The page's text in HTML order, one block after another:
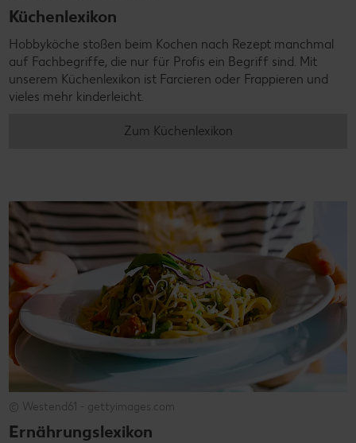
Küchenlexikon
Hobbyköche stoßen beim Kochen nach Rezept manchmal
auf Fachbegriffe, die nur für Profis ein Begriff sind. Mit
unserem Küchenlexikon ist Farcieren oder Frappieren und
vieles mehr kinderleicht.
Zum Küchenlexikon
© Westend61 - gettyimages.com
Ernährungslexikon